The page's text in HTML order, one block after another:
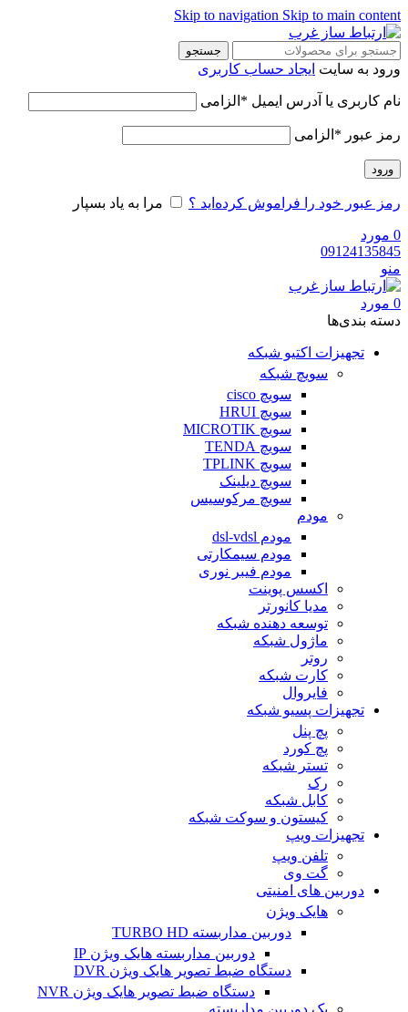
Skip to navigation Skip to main content
جستجو
ورود به سایت ایجاد حساب کاربری
نام کاربری یا آدرس ایمیل * الزامی
رمز عبور * الزامی
ورود
رمز عبور خود را فراموش کرده‌اید ؟ مرا به یاد بسپار
0 مورد
09124135845
منو
0 مورد
دسته‌ بندی‌ها
تجهیزات اکتیو شبکه
سویچ شبکه
سویچ cisco
سویچ HRUI
سویچ MICROTIK
سویچ TENDA
سویچ TPLINK
سویچ دیلینک
سویچ مرکوسیس
مودم
مودم dsl-vdsl
مودم سیمکارتی
مودم فیبر نوری
اکسس پوینت
مدیا کانورتر
توسعه دهنده شبکه
ماژول شبکه
روتر
کارت شبکه
فایروال
تجهیزات پسیو شبکه
پچ پنل
پچ کورد
تستر شبکه
رک
کابل شبکه
کیستون و سوکت شبکه
تجهیزات ویپ
تلفن ویپ
گت وی
دوربین های امنیتی
هایک ویژن
دوربین مداربسته TURBO HD
دوربین مداربسته هایک ویژن IP
دستگاه ضبط تصویر هایک ویژن DVR
دستگاه ضبط تصویر هایک ویژن NVR
پک دوربین مداربسته